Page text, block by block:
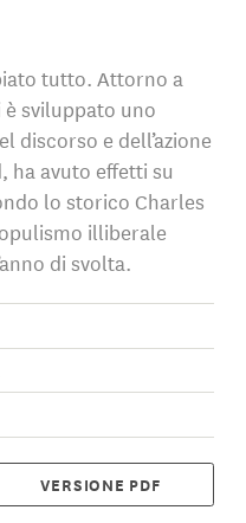
tutto. Attorno a
sviluppato uno
discorso e dell’azione
ha avuto effetti su
lo storico Charles
illiberale
di svolta.
VERSIONE PDF